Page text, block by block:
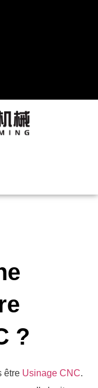
?
être Usinage CNC.